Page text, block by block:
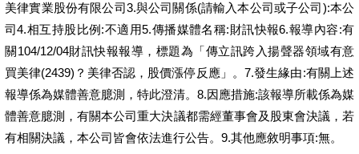
美律實業股份有限公司3.與公司關係(請輸入本公司或子公司):本公
司4.相互持股比例:不適用5.傳播媒體名稱:財訊快報6.報導內容:有
關104/12/04財訊快報報導，標題為「傳立訊跨入揚聲器領域有意
買美律(2439)？美律否認，股價漲停反應」。7.發生緣由:有關上述
報導係為媒體善意臆測，特此澄清。8.因應措施:該報導所載係為媒
體善意臆測，有關本公司重大決議都需經董事會及股東會決議，若
有相關決議，本公司皆會依法進行公告。9.其他應敘明事項:無。